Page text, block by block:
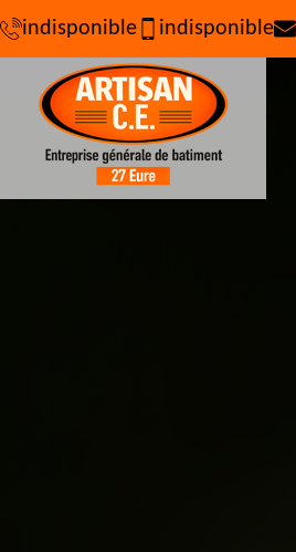
indisponible indisponible